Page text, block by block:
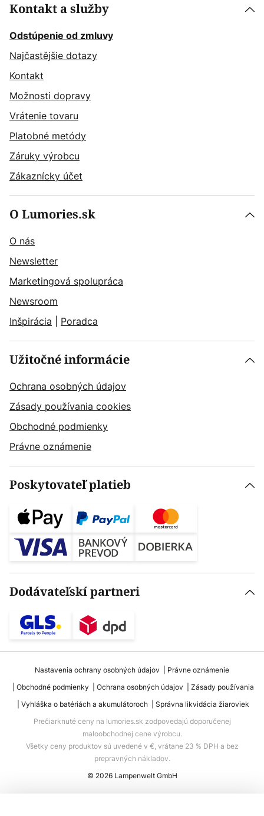
Kontakt a služby
Odstúpenie od zmluvy
Najčastějšie dotazy
Kontakt
Možnosti dopravy
Vrátenie tovaru
Platobné metódy
Záruky výrobcu
Zákaznícky účet
O Lumories.sk
O nás
Newsletter
Marketingová spolupráca
Newsroom
Inšpirácia
Poradca
Užitočné informácie
Ochrana osobných údajov
Zásady používania cookies
Obchodné podmienky
Právne oznámenie
Poskytovateľ platieb
Dodávateľskí partneri
Nastavenia ochrany osobných údajov
Právne oznámenie
Obchodné podmienky
Ochrana osobných údajov
Zásady používania
Vyhláška o batériách a akumulátoroch
Správna likvidácia žiaroviek
Prečiarknuté ceny na lumories.sk zodpovedajú doporučenej
maloobchodnej cene výrobcu.
Všetky ceny produktov sú uvedené v €, vrátane 23 % DPH a bez
prepravných nákladov.
© 2026 Lampenwelt GmbH